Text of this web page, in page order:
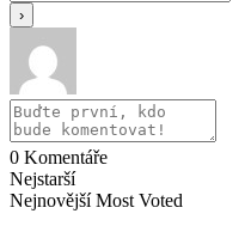
0 Komentáře
Nejstarší
Nejnovější Most Voted